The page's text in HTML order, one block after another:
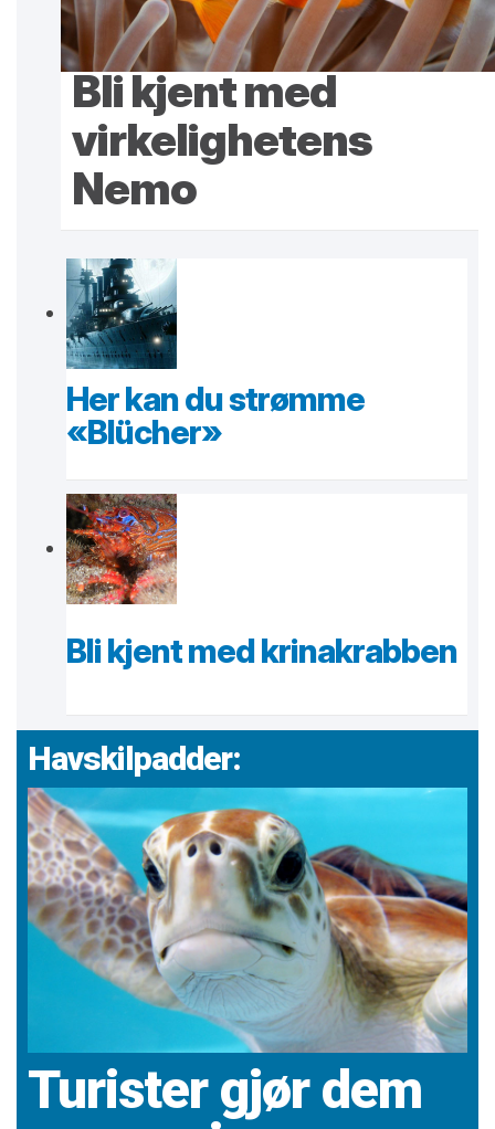
Bli kjent med
virkelighetens
Nemo
Her kan du strømme
«Blücher»
Bli kjent med krinakrabben
Havskilpadder:
Turister gjør dem